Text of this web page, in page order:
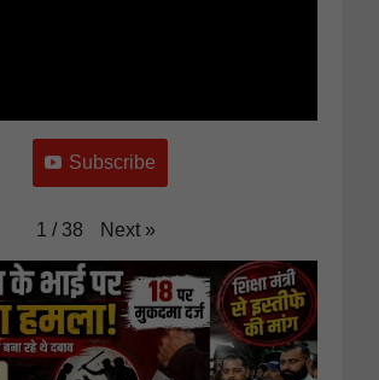
Subscribe
1 / 38 Next »